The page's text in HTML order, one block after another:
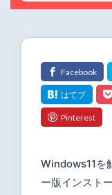
Windows11を
ー版インスト